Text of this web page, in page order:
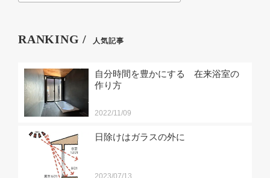
RANKING / 人気記事
自分時間を豊かにする 在来浴室の
作り方
2022/11/09
日除けはガラスの外に
2023/07/13